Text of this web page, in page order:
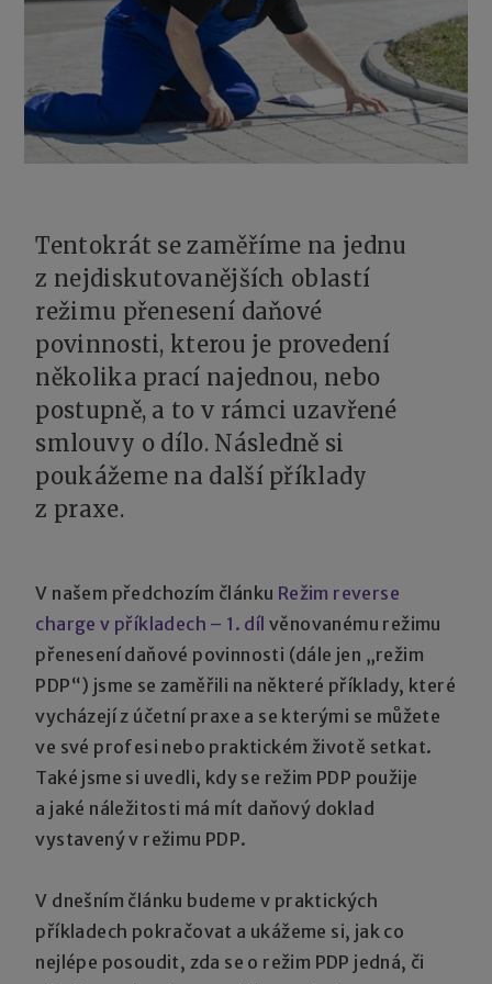
Tentokrát se zaměříme na jednu
z nejdiskutovanějších oblastí
režimu přenesení daňové
povinnosti, kterou je provedení
několika prací najednou, nebo
postupně, a to v rámci uzavřené
smlouvy o dílo. Následně si
poukážeme na další příklady
z praxe.
V našem předchozím článku Režim reverse
charge v příkladech – 1. díl věnovanému režimu
přenesení daňové povinnosti (dále jen „režim
PDP“) jsme se zaměřili na některé příklady, které
vycházejí z účetní praxe a se kterými se můžete
ve své profesi nebo praktickém životě setkat.
Také jsme si uvedli, kdy se režim PDP použije
a jaké náležitosti má mít daňový doklad
vystavený v režimu PDP.
V dnešním článku budeme v praktických
příkladech pokračovat a ukážeme si, jak co
nejlépe posoudit, zda se o režim PDP jedná, či